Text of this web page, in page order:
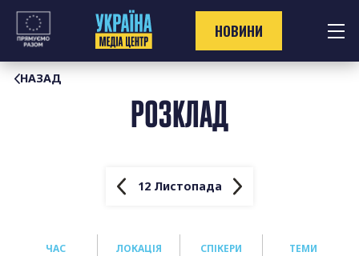
Перейти
контенту
НОВИНИ
НАЗАД
РОЗКЛАД
12 Листопада
ЧАС ЛОКАЦІЯ СПІКЕРИ TЕМИ